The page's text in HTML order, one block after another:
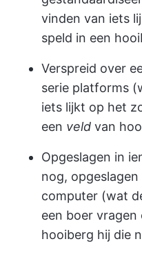
vinden van iets
speld in een
Verspreid over
serie platforms
iets lijkt op het
een veld van
Opgeslagen in
nog,
computer (wat
een boer
hooiberg hij die